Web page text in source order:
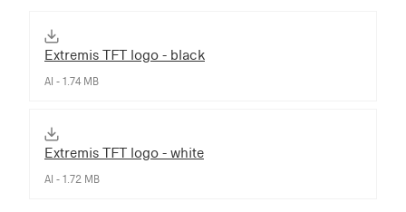
Extremis TFT logo - black
AI - 1.74 MB
Extremis TFT logo - white
AI - 1.72 MB